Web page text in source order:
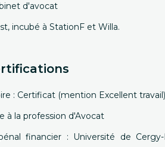
d'avocat
incubé à StationF et Willa.
: Certificat (mention Excellent travail)
à la profession d'Avocat
financier : Université de Cergy-